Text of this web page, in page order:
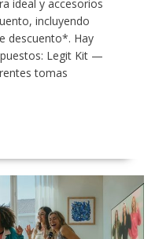
ideal y accesorios
incluyendo
descuento*. Hay
Legit Kit —
tomas